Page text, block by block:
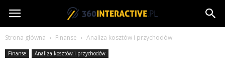
360interactive.pl
Strona główna Finanse Analiza kosztów i przychodów
Finanse Analiza kosztów i przychodów